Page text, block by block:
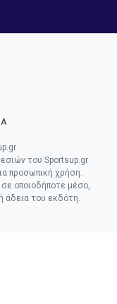
του Sportsup.gr
προσωπική χρήση.
οποιοδήποτε μέσο,
άδεια του εκδότη.